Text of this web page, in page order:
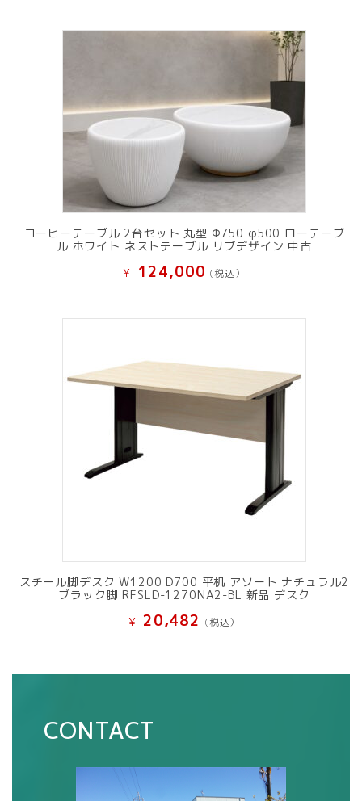
コーヒーテーブル 2台セット 丸型 Φ750 φ500 ローテーブ
ル ホワイト ネストテーブル リブデザイン 中古
¥ 124,000 (税込）
スチール脚デスク W1200 D700 平机 アソート ナチュラル2
ブラック脚 RFSLD-1270NA2-BL 新品 デスク
¥ 20,482 (税込）
CONTACT